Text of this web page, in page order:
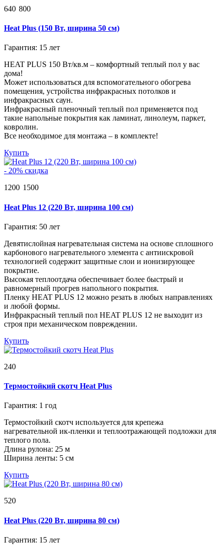
640 800
Heat Plus (150 Вт, ширина 50 см)
Гарантия: 15 лет
HEAT PLUS 150 Вт/кв.м – комфортный теплый пол у вас
дома!
Может использоваться для вспомогательного обогрева
помещения, устройства инфракрасных потолков и
инфракрасных саун.
Инфракрасный пленочный теплый пол применяется под
такие напольные покрытия как ламинат, линолеум, паркет,
ковролин.
Все необходимое для монтажа – в комплекте!
Купить
- 20% скидка
1200 1500
Heat Plus 12 (220 Вт, ширина 100 см)
Гарантия: 50 лет
Девятислойная нагревательная система на основе сплошного
карбонового нагревательного элемента с антиискровой
технологией содержит защитные слои и ионизирующее
покрытие.
Высокая теплоотдача обеспечивает более быстрый и
равномерный прогрев напольного покрытия.
Пленку HEAT PLUS 12 можно резать в любых направлениях
и любой формы.
Инфракрасный теплый пол HEAT PLUS 12 не выходит из
строя при механическом повреждении.
Купить
240
Термостойкий скотч Heat Plus
Гарантия: 1 год
Термостойкий скотч используется для крепежа
нагревательной ик-пленки и теплоотражающей подложки для
теплого пола.
Длина рулона: 25 м
Ширина ленты: 5 см
Купить
520
Heat Plus (220 Вт, ширина 80 см)
Гарантия: 15 лет